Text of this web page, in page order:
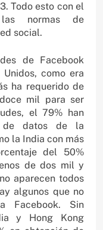
Todo esto con el
normas de
social.
de Facebook
como era
ha requerido de
mil para ser
el 79% han
de datos de la
la India con más
del 50%
de dos mil y
aparecen todos
algunos que no
Facebook. Sin
y Hong Kong